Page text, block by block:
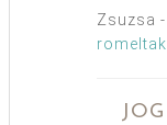
Zsuzsa -